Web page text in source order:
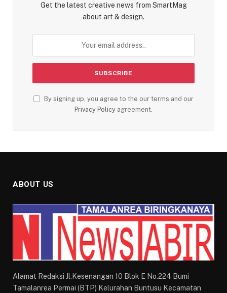
Get the latest creative news from SmartMag
about art & design.
By signing up, you agree to the our terms and our
Privacy Policy agreement.
ABOUT US
Alamat Redaksi Jl.Kesenangan 10 Blok E No.224 Bumi
Tamalanrea Permai (BTP) Kelurahan Buntusu Kecamatan